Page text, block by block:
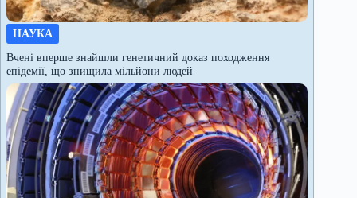
НАУКА
Вчені вперше знайшли генетичний доказ походження
епідемії, що знищила мільйони людей